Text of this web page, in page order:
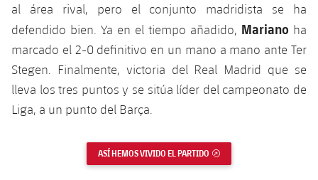
Fotos
VALORANT Game Changers
eFootball
al área rival, pero el conjunto madridista se ha
defendido bien. Ya en el tiempo añadido, Mariano ha
marcado el 2-0 definitivo en un mano a mano ante Ter
Stegen. Finalmente, victoria del Real Madrid que se
lleva los tres puntos y se sitúa líder del campeonato de
Liga, a un punto del Barça.
ASÍ HEMOS VIVIDO EL PARTIDO